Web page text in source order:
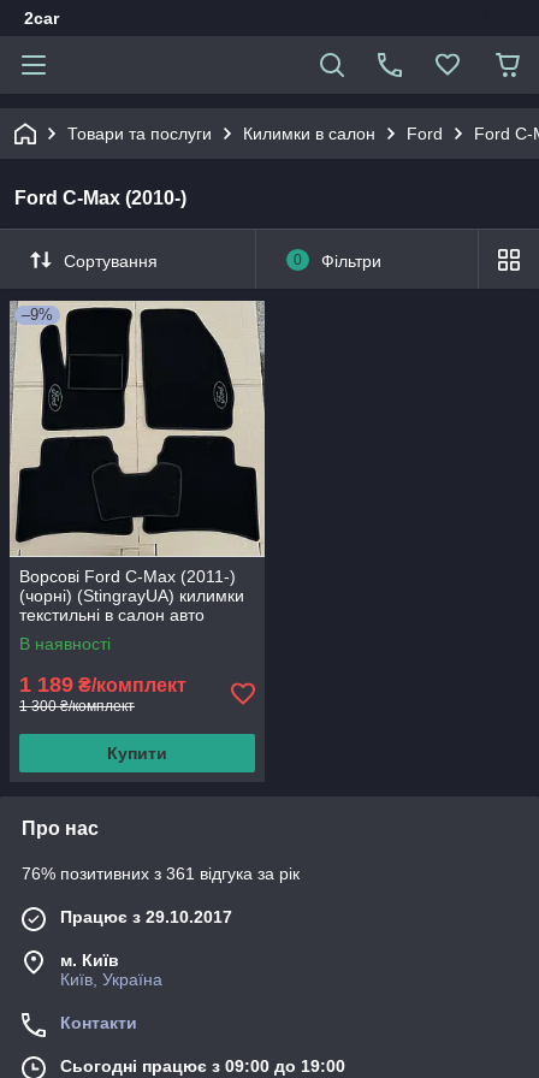
2car
Товари та послуги Килимки в салон Ford Ford C-
Ford C-Max (2010-)
Сортування 0 Фільтри
–9%
Ворсові Ford C-Max (2011-)
(чорні) (StingrayUA) килимки
текстильні в салон авто
В наявності
1 189 ₴/комплект
1 300 ₴/комплект
Купити
Про нас
76% позитивних з 361 відгука за рік
Працює з 29.10.2017
м. Київ
Київ, Україна
Контакти
Сьогодні працює з 09:00 до 19:00